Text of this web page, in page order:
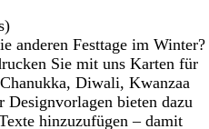
anderen Festtage im Winter?
Sie mit uns Karten für
Diwali, Kwanzaa
Designvorlagen bieten dazu
hinzuzufügen – damit